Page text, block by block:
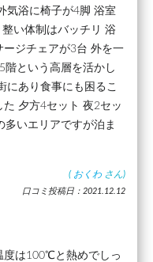
気浴に椅子が4脚 浴室
い体制はバッチリ 浴
ジチェアが3台 外を一
階という高層を活かし
にあり食事にも困るこ
夕方4セット 夜2セッ
多いエリアですが泊ま
( おくわ さん)
口コミ投稿日：2021.12.12
度は100℃と熱めでしっ